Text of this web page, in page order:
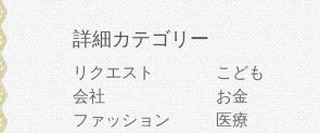
詳細カテゴリー
リクエスト こども
会社
お金
ファッション
医療